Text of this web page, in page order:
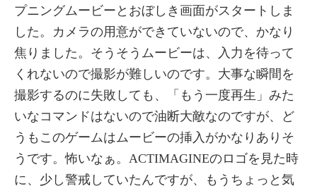
プニングムービーとおぼしき画面がスタートしま
した。カメラの用意ができていないので、かなり
焦りました。そうそうムービーは、入力を待って
くれないので撮影が難しいのです。大事な瞬間を
撮影するのに失敗しても、「もう一度再生」みた
いなコマンドはないので油断大敵なのですが、ど
うもこのゲームはムービーの挿入がかなりありそ
うです。怖いなぁ。ACTIMAGINEのロゴを見た時
に、少し警戒していたんですが、もうちょっと気